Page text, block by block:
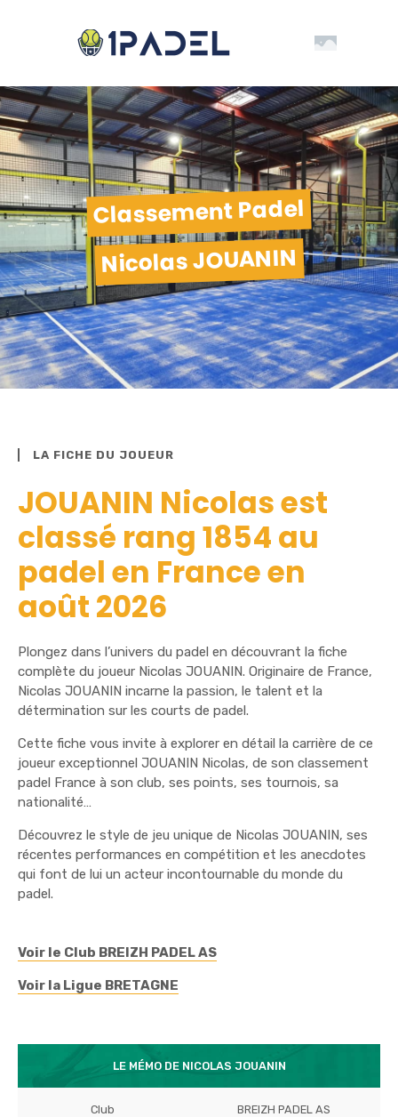
Classement Padel
Nicolas JOUANIN
LA FICHE DU JOUEUR
JOUANIN Nicolas est
classé rang 1854 au
padel en France en
août 2026
Plongez dans l’univers du padel en découvrant la fiche
complète du joueur Nicolas JOUANIN. Originaire de France,
Nicolas JOUANIN incarne la passion, le talent et la
détermination sur les courts de padel.
Cette fiche vous invite à explorer en détail la carrière de ce
joueur exceptionnel JOUANIN Nicolas, de son classement
padel France à son club, ses points, ses tournois, sa
nationalité…
Découvrez le style de jeu unique de Nicolas JOUANIN, ses
récentes performances en compétition et les anecdotes
qui font de lui un acteur incontournable du monde du
padel.
Voir le Club BREIZH PADEL AS
Voir la Ligue BRETAGNE
LE MÉMO DE NICOLAS JOUANIN
Club BREIZH PADEL AS